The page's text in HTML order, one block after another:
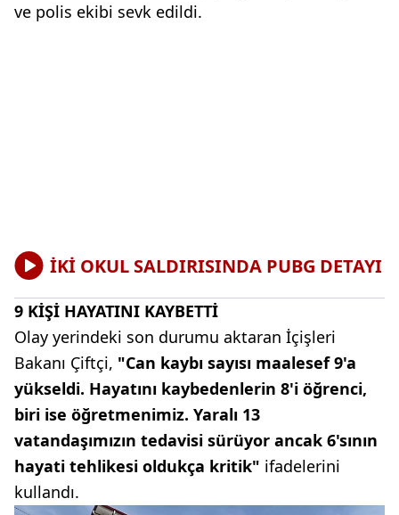
ve polis ekibi sevk edildi.
İKİ OKUL SALDIRISINDA PUBG DETAYI
9 KİŞİ HAYATINI KAYBETTİ
Olay yerindeki son durumu aktaran İçişleri
Bakanı Çiftçi, "Can kaybı sayısı maalesef 9'a
yükseldi. Hayatını kaybedenlerin 8'i öğrenci,
biri ise öğretmenimiz. Yaralı 13
vatandaşımızın tedavisi sürüyor ancak 6'sının
hayati tehlikesi oldukça kritik" ifadelerini
kullandı.